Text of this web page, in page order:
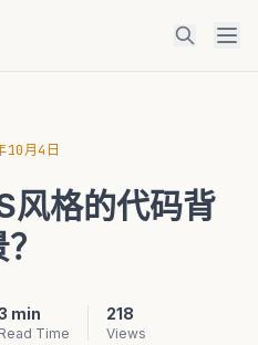
10月4日
风格的代码背
min
Read Time
218
Views